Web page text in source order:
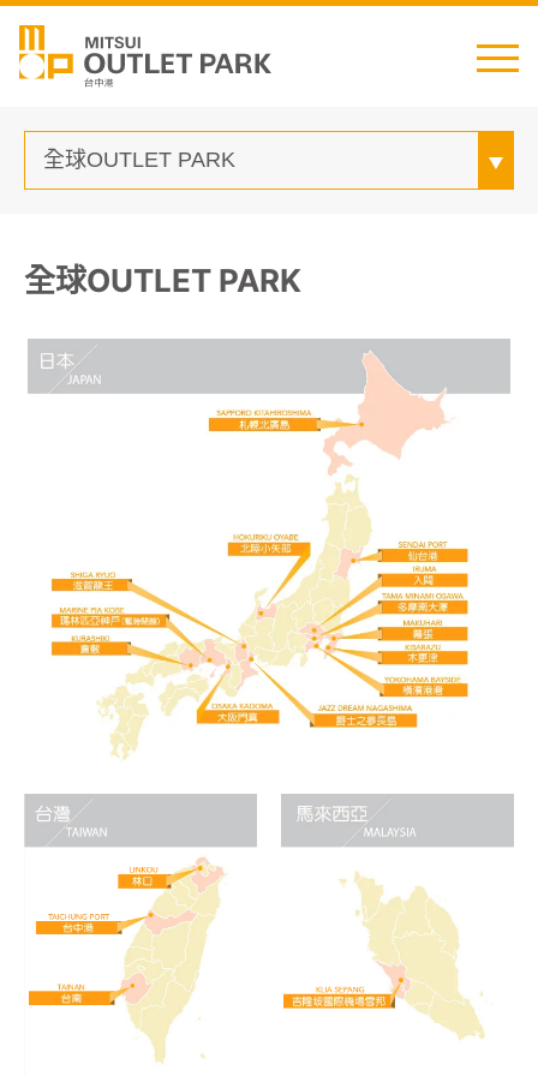
English 日本語 简中 繁中
最新消息
顧客服務
關於我們
線上DM
全球OUTLET PARK